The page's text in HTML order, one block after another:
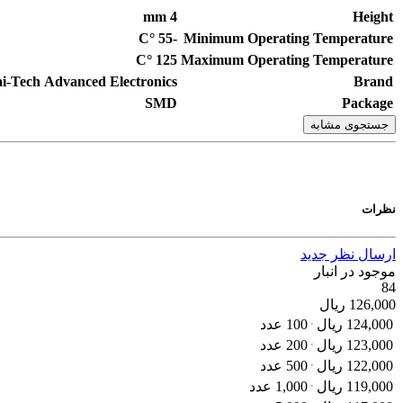
Height
4
mm
Minimum Operating Temperature
-55
°C
Maximum Operating Temperature
125
°C
Brand
Tech Advanced Electronics
Package
SMD
جستجوی مشابه
نظرات
ارسال نظر جدید
موجود در انبار
84
126,000 ریال
124,000 ریال
100 عدد
123,000 ریال
200 عدد
122,000 ریال
500 عدد
119,000 ریال
1,000 عدد